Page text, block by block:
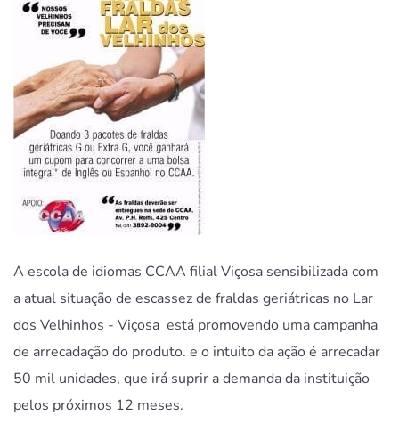
A escola de idiomas CCAA filial Viçosa sensibilizada com
a atual situação de escassez de fraldas geriátricas no Lar
dos Velhinhos - Viçosa está promovendo uma campanha
de arrecadação do produto. e o intuito da ação é arrecadar
50 mil unidades, que irá suprir a demanda da instituição
pelos próximos 12 meses.